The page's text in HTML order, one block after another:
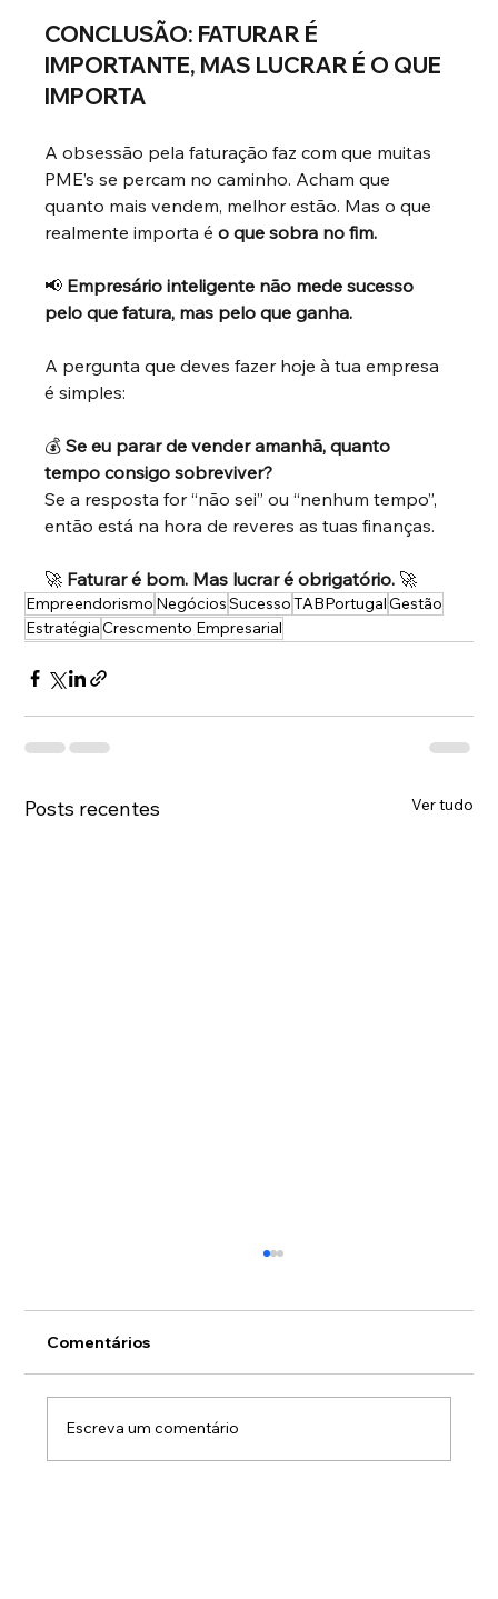
CONCLUSÃO: FATURAR É
IMPORTANTE, MAS LUCRAR É O QUE
IMPORTA
A obsessão pela faturação faz com que muitas
PME’s se percam no caminho. Acham que
quanto mais vendem, melhor estão. Mas o que
realmente importa é o que sobra no fim.
📢 Empresário inteligente não mede sucesso
pelo que fatura, mas pelo que ganha.
A pergunta que deves fazer hoje à tua empresa
é simples:
💰 Se eu parar de vender amanhã, quanto
tempo consigo sobreviver?
Se a resposta for “não sei” ou “nenhum tempo”,
então está na hora de reveres as tuas finanças.
🚀 Faturar é bom. Mas lucrar é obrigatório. 🚀
Empreendorismo NegóciosSucessoTABPortugalGestão
EstratégiaCrescmento Empresarial
Posts recentes Ver tudo
Comentários
Escreva um comentário